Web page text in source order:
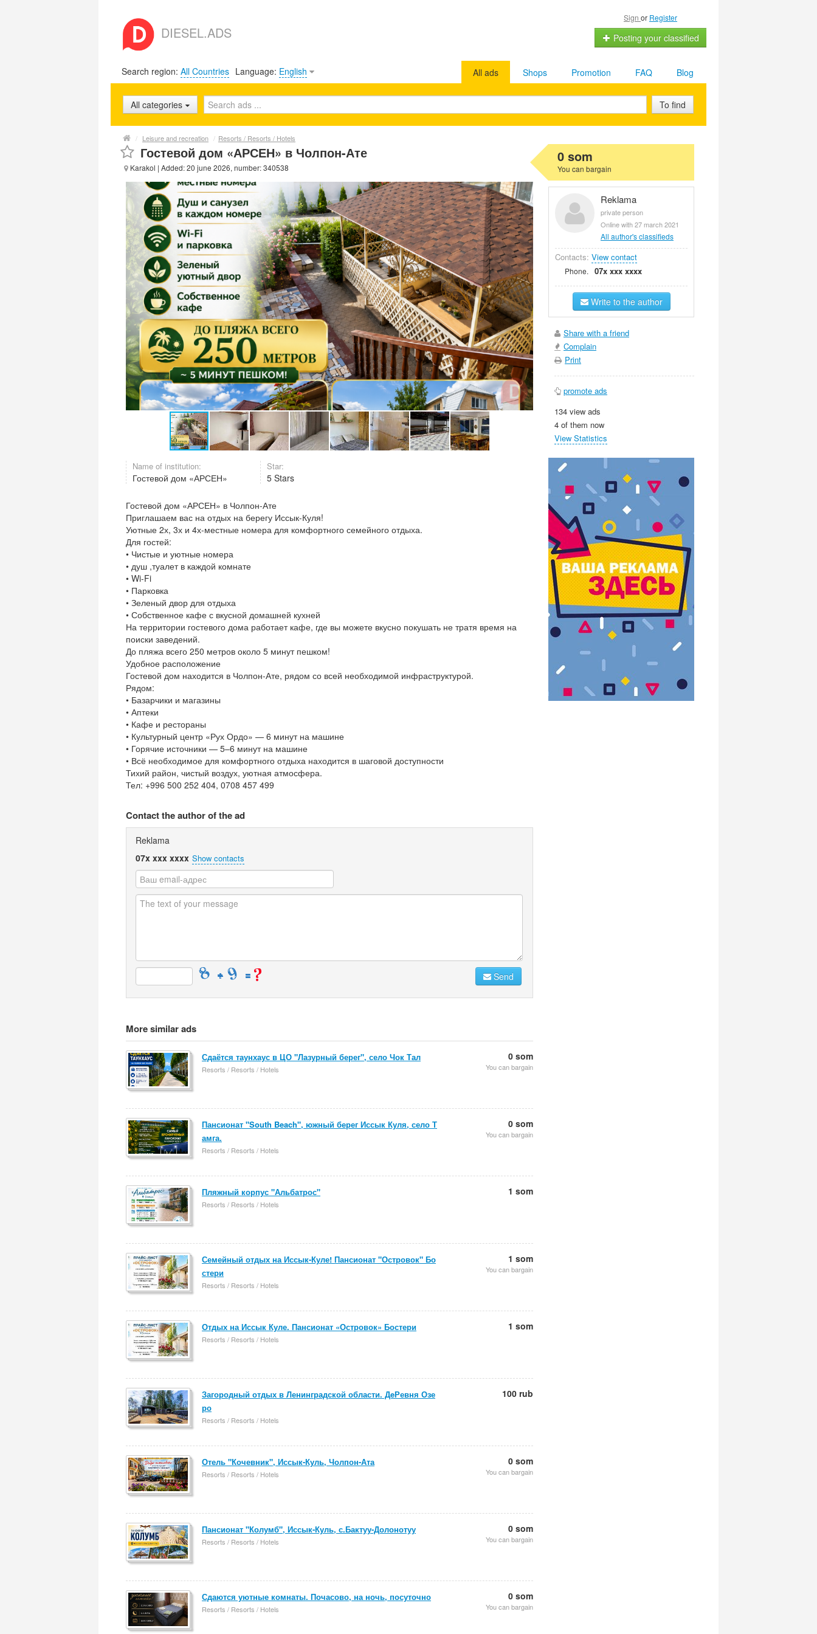
DIESEL.ADS
Sign or Register
Posting your classified
Search region: All Countries Language: English Blog
FAQ
Promotion
Shops
All ads
All categories To find
/ Leisure and recreation / Resorts / Resorts / Hotels
Гостевой дом «АРСЕН» в Чолпон-Ате
Karakol | Added: 20 june 2026, number: 340538
Name of institution:
Гостевой дом «АРСЕН»
Star:
5 Stars
Гостевой дом «АРСЕН» в Чолпон-Ате
Приглашаем вас на отдых на берегу Иссык-Куля!
Уютные 2х, 3х и 4х-местные номера для комфортного семейного отдыха.
Для гостей:
• Чистые и уютные номера
• душ ,туалет в каждой комнате
• Wi-Fi
• Парковка
• Зеленый двор для отдыха
• Собственное кафе с вкусной домашней кухней
На территории гостевого дома работает кафе, где вы можете вкусно покушать не тратя время на
поиски заведений.
До пляжа всего 250 метров около 5 минут пешком!
Удобное расположение
Гостевой дом находится в Чолпон-Ате, рядом со всей необходимой инфраструктурой.
Рядом:
• Базарчики и магазины
• Аптеки
• Кафе и рестораны
• Культурный центр «Рух Ордо» — 6 минут на машине
• Горячие источники — 5–6 минут на машине
• Всё необходимое для комфортного отдыха находится в шаговой доступности
Тихий район, чистый воздух, уютная атмосфера.
Тел: +996 500 252 404, 0708 457 499
Contact the author of the ad
Reklama
07x xxx xxxx Show contacts
Send
More similar ads
Сдаётся таунхаус в ЦО "Лазурный берег", село Чок Тал
Resorts / Resorts / Hotels
0 som
You can bargain
Пансионат "South Beach", южный берег Иссык Куля, село Т
амга.
Resorts / Resorts / Hotels
0 som
You can bargain
Пляжный корпус "Альбатрос"
Resorts / Resorts / Hotels
1 som
Семейный отдых на Иссык-Куле! Пансионат "Островок" Бо
стери
Resorts / Resorts / Hotels
1 som
You can bargain
Отдых на Иссык Куле. Пансионат «Островок» Бостери
Resorts / Resorts / Hotels
1 som
Загородный отдых в Ленинградской области. ДeРевня Озе
ро
Resorts / Resorts / Hotels
100 rub
Отель "Кочевник", Иссык-Куль, Чолпон-Ата
Resorts / Resorts / Hotels
0 som
You can bargain
Пансионат "Колумб", Иссык-Куль, с.Бактуу-Долонотуу
Resorts / Resorts / Hotels
0 som
You can bargain
Сдаются уютные комнаты. Почасово, на ночь, посуточно
Resorts / Resorts / Hotels
0 som
You can bargain
0 som
You can bargain
Reklama
private person
Online with 27 march 2021
All author's classifieds
Contacts: View contact
Phone. 07x xxx xxxx
Write to the author
Share with a friend
Complain
Print
promote ads
134 view ads
4 of them now
View Statistics